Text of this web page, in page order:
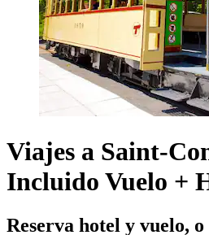
Viajes a Saint-
Incluido Vuelo +
Reserva hotel y vuelo,